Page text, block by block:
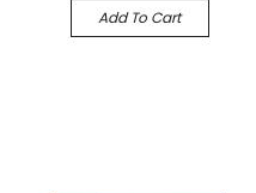
Add To Cart